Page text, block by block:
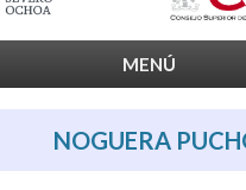
MENÚ
NOGUERA